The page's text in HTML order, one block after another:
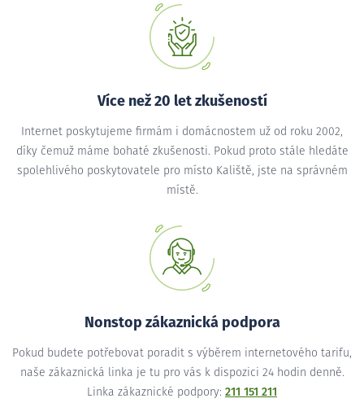
Více než 20 let zkušeností
Internet poskytujeme firmám i domácnostem už od roku 2002,
díky čemuž máme bohaté zkušenosti. Pokud proto stále hledáte
spolehlivého poskytovatele pro místo Kaliště, jste na správném
místě.
Nonstop zákaznická podpora
Pokud budete potřebovat poradit s výběrem internetového tarifu,
naše zákaznická linka je tu pro vás k dispozici 24 hodin denně.
Linka zákaznické podpory: 211 151 211